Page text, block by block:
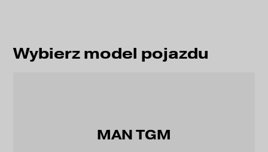
Wybierz model pojazdu
MAN TGM